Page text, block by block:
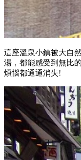
這座溫泉小鎮被大自
湯，都能感受到無比
煩惱都通通消失!